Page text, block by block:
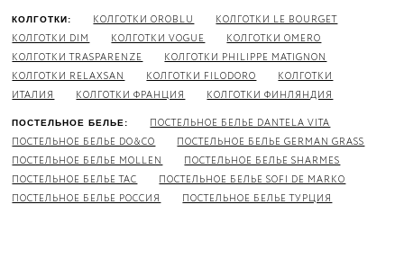
КОЛГОТКИ: КОЛГОТКИ OROBLU
КОЛГОТКИ LE BOURGET
КОЛГОТКИ DIM
КОЛГОТКИ VOGUE
КОЛГОТКИ OMERO
КОЛГОТКИ TRASPARENZE
КОЛГОТКИ PHILIPPE MATIGNON
КОЛГОТКИ RELAXSAN
КОЛГОТКИ FILODORO
КОЛГОТКИ
ИТАЛИЯ
КОЛГОТКИ ФРАНЦИЯ КОЛГОТКИ ФИНЛЯНДИЯ
ПОСТЕЛЬНОЕ БЕЛЬЕ:
ПОСТЕЛЬНОЕ БЕЛЬЕ DANTELA VITA
ПОСТЕЛЬНОЕ БЕЛЬЕ DO&CO
ПОСТЕЛЬНОЕ БЕЛЬЕ GERMAN GRASS
ПОСТЕЛЬНОЕ БЕЛЬЕ MOLLEN
ПОСТЕЛЬНОЕ БЕЛЬЕ SHARMES
ПОСТЕЛЬНОЕ БЕЛЬЕ TAC
ПОСТЕЛЬНОЕ БЕЛЬЕ SOFI DE MARKO
ПОСТЕЛЬНОЕ БЕЛЬЕ РОССИЯ
ПОСТЕЛЬНОЕ БЕЛЬЕ ТУРЦИЯ